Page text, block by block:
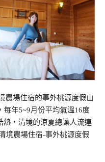
農場住宿的事外桃源度假山
每年5~9月份平均氣溫16度
熱，清境的涼夏總讓人流連
境農場住宿-事外桃源度假